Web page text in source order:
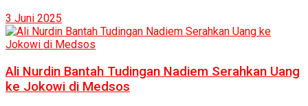
3 Juni 2025
Ali Nurdin Bantah Tudingan Nadiem Serahkan Uang
ke Jokowi di Medsos